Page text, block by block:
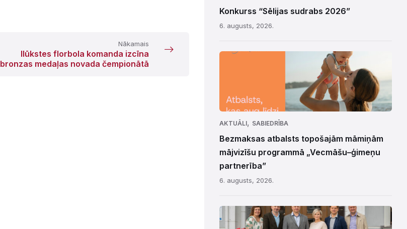
Nākamais
Ilūkstes florbola komanda izcīna
bronzas medaļas novada čempionātā
Konkurss “Sēlijas sudrabs 2026”
6. augusts, 2026.
AKTUĀLI, SABIEDRĪBA
Bezmaksas atbalsts topošajām māmiņām
mājvizīšu programmā „Vecmāšu–ģimeņu
partnerība”
6. augusts, 2026.